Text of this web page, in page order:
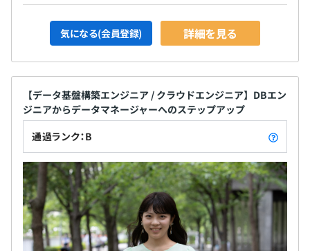
気になる(会員登録) 詳細を見る
【データ基盤構築エンジニア / クラウドエンジニア】DBエン
ジニアからデータマネージャーへのステップアップ
通過ランク：B